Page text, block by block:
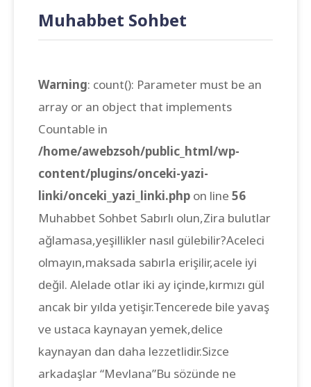
Muhabbet Sohbet
Warning: count(): Parameter must be an
array or an object that implements
Countable in
/home/awebzsoh/public_html/wp-
content/plugins/onceki-yazi-
linki/onceki_yazi_linki.php on line 56
Muhabbet Sohbet Sabırlı olun,Zira bulutlar
ağlamasa,yeşillikler nasıl gülebilir?Aceleci
olmayın,maksada sabırla erişilir,acele iyi
değil. Alelade otlar iki ay içinde,kırmızı gül
ancak bir yılda yetişir.Tencerede bile yavaş
ve ustaca kaynayan yemek,delice
kaynayan dan daha lezzetlidir.Sizce
arkadaşlar “Mevlana”Bu sözünde ne